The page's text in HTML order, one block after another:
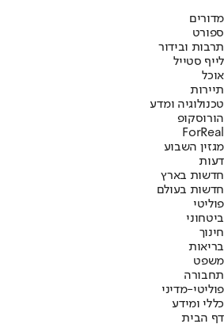
מדורים
ספורט
תרבות ובידור
לייף סטייל
אוכל
תיירות
טכנולוגיה ומדע
הורוסקופ
ForReal
מגזין השבוע
דעות
חדשות בארץ
חדשות בעולם
פוליטי
ביטחוני
חינוך
בריאות
משפט
תחבורה
פוליטי-מדיני
כללי ומידע
דף הבית